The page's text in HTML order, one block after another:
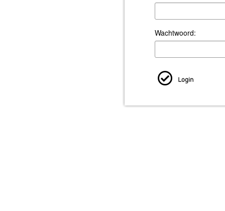
Wachtwoord:
Login